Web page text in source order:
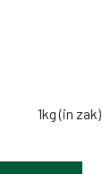
1kg (in zak)